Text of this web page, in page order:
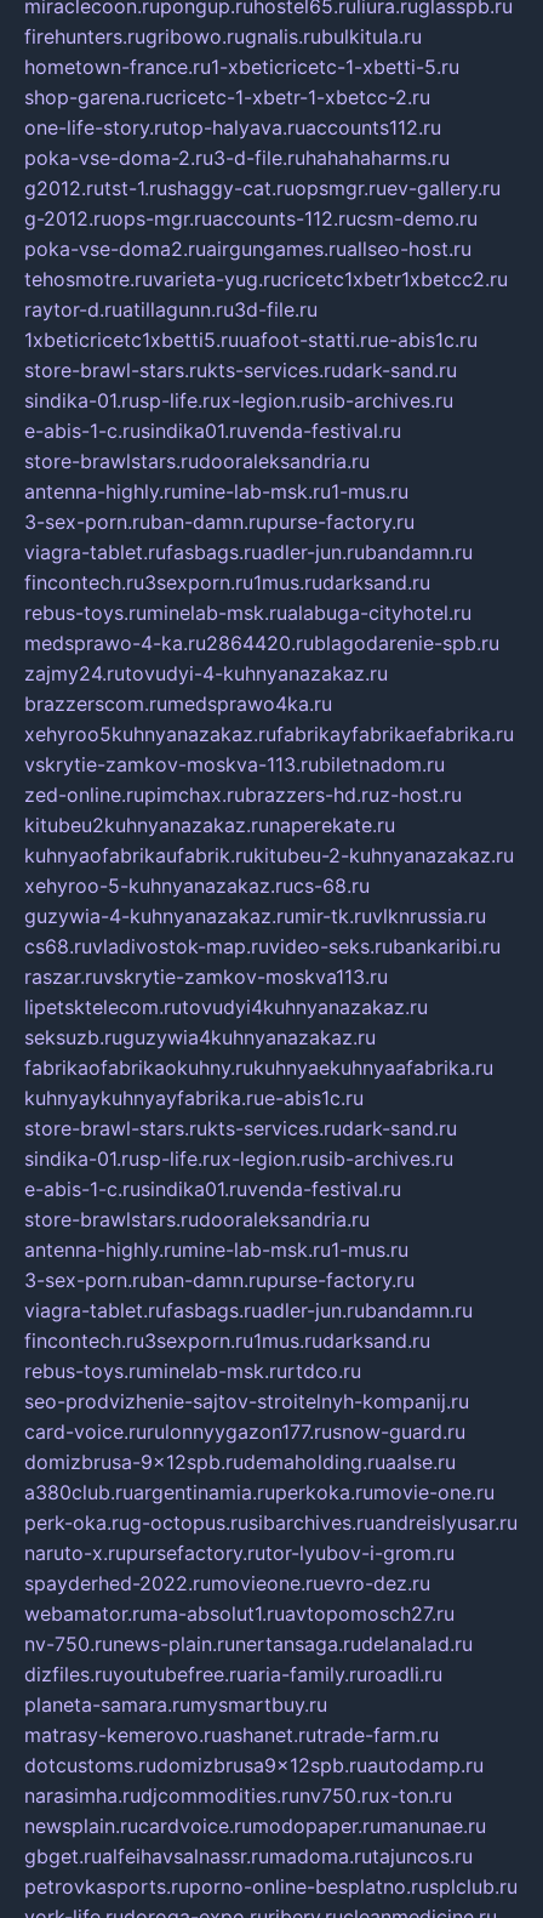
miraclecoon.rupongup.ruhostel65.ruliura.ruglasspb.ru
firehunters.rugribowo.rugnalis.rubulkitula.ru
hometown-france.ru1-xbeticricetc-1-xbetti-5.ru
shop-garena.rucricetc-1-xbetr-1-xbetcc-2.ru
one-life-story.rutop-halyava.ruaccounts112.ru
poka-vse-doma-2.ru3-d-file.ruhahahaharms.ru
g2012.rutst-1.rushaggy-cat.ruopsmgr.ruev-gallery.ru
g-2012.ruops-mgr.ruaccounts-112.rucsm-demo.ru
poka-vse-doma2.ruairgungames.ruallseo-host.ru
tehosmotre.ruvarieta-yug.rucricetc1xbetr1xbetcc2.ru
raytor-d.ruatillagunn.ru3d-file.ru
1xbeticricetc1xbetti5.ruuafoot-statti.rue-abis1c.ru
store-brawl-stars.rukts-services.rudark-sand.ru
sindika-01.rusp-life.rux-legion.rusib-archives.ru
e-abis-1-c.rusindika01.ruvenda-festival.ru
store-brawlstars.rudooraleksandria.ru
antenna-highly.rumine-lab-msk.ru1-mus.ru
3-sex-porn.ruban-damn.rupurse-factory.ru
viagra-tablet.rufasbags.ruadler-jun.rubandamn.ru
fincontech.ru3sexporn.ru1mus.rudarksand.ru
rebus-toys.ruminelab-msk.rualabuga-cityhotel.ru
medsprawo-4-ka.ru2864420.rublagodarenie-spb.ru
zajmy24.rutovudyi-4-kuhnyanazakaz.ru
brazzerscom.rumedsprawo4ka.ru
xehyroo5kuhnyanazakaz.rufabrikayfabrikaefabrika.ru
vskrytie-zamkov-moskva-113.rubiletnadom.ru
zed-online.rupimchax.rubrazzers-hd.ruz-host.ru
kitubeu2kuhnyanazakaz.runaperekate.ru
kuhnyaofabrikaufabrik.rukitubeu-2-kuhnyanazakaz.ru
xehyroo-5-kuhnyanazakaz.rucs-68.ru
guzywia-4-kuhnyanazakaz.rumir-tk.ruvlknrussia.ru
cs68.ruvladivostok-map.ruvideo-seks.rubankaribi.ru
raszar.ruvskrytie-zamkov-moskva113.ru
lipetsktelecom.rutovudyi4kuhnyanazakaz.ru
seksuzb.ruguzywia4kuhnyanazakaz.ru
fabrikaofabrikaokuhny.rukuhnyaekuhnyaafabrika.ru
kuhnyaykuhnyayfabrika.rue-abis1c.ru
store-brawl-stars.rukts-services.rudark-sand.ru
sindika-01.rusp-life.rux-legion.rusib-archives.ru
e-abis-1-c.rusindika01.ruvenda-festival.ru
store-brawlstars.rudooraleksandria.ru
antenna-highly.rumine-lab-msk.ru1-mus.ru
3-sex-porn.ruban-damn.rupurse-factory.ru
viagra-tablet.rufasbags.ruadler-jun.rubandamn.ru
fincontech.ru3sexporn.ru1mus.rudarksand.ru
rebus-toys.ruminelab-msk.rurtdco.ru
seo-prodvizhenie-sajtov-stroitelnyh-kompanij.ru
card-voice.rurulonnyygazon177.rusnow-guard.ru
domizbrusa-9x12spb.rudemaholding.ruaalse.ru
a380club.ruargentinamia.ruperkoka.rumovie-one.ru
perk-oka.rug-octopus.rusibarchives.ruandreislyusar.ru
naruto-x.rupursefactory.rutor-lyubov-i-grom.ru
spayderhed-2022.rumovieone.ruevro-dez.ru
webamator.ruma-absolut1.ruavtopomosch27.ru
nv-750.runews-plain.runertansaga.rudelanalad.ru
dizfiles.ruyoutubefree.ruaria-family.ruroadli.ru
planeta-samara.rumysmartbuy.ru
matrasy-kemerovo.ruashanet.rutrade-farm.ru
dotcustoms.rudomizbrusa9x12spb.ruautodamp.ru
narasimha.rudjcommodities.runv750.rux-ton.ru
newsplain.rucardvoice.rumodopaper.rumanunae.ru
gbget.rualfeihavsalnassr.rumadoma.rutajuncos.ru
petrovkasports.ruporno-online-besplatno.rusplclub.ru